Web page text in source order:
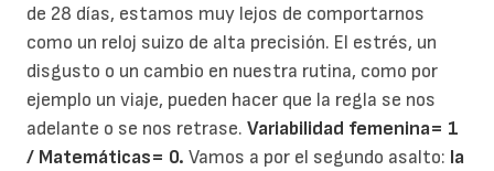
de 28 días, estamos muy lejos de comportarnos
como un reloj suizo de alta precisión. El estrés, un
disgusto o un cambio en nuestra rutina, como por
ejemplo un viaje, pueden hacer que la regla se nos
adelante o se nos retrase. Variabilidad femenina= 1
/ Matemáticas= 0. Vamos a por el segundo asalto: la